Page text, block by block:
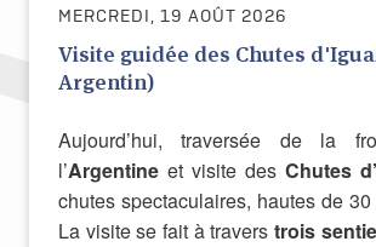
MERCREDI, 19 AOÛT 2026
Visite guidée des Chutes
Argentin)
Aujourd’hui, traversée de la
l’Argentine et visite des Chutes
chutes spectaculaires, hautes de
La visite se fait à travers trois